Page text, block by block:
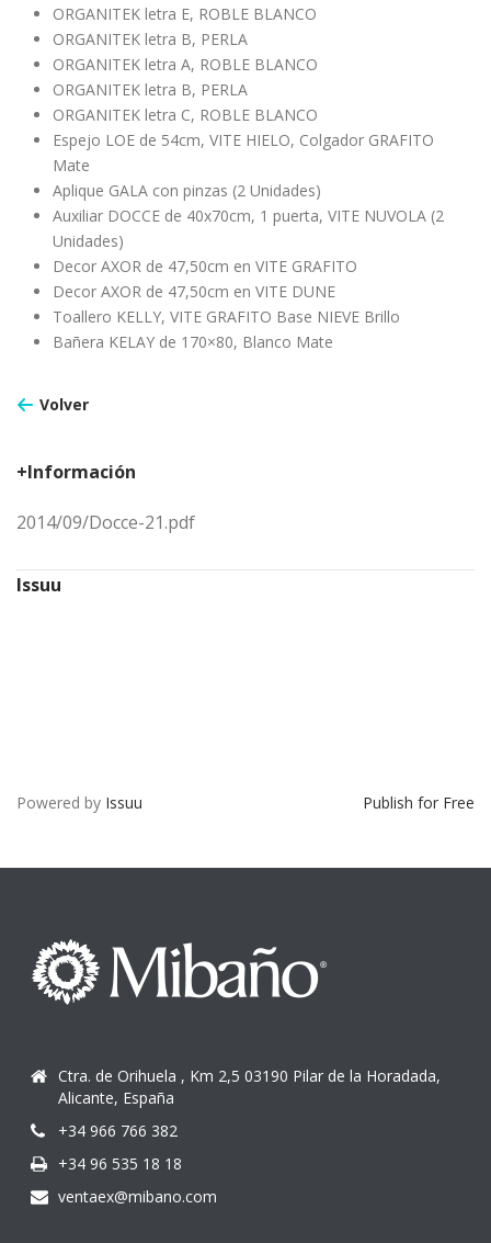
ORGANITEK letra E, ROBLE BLANCO
ORGANITEK letra B, PERLA
ORGANITEK letra A, ROBLE BLANCO
ORGANITEK letra B, PERLA
ORGANITEK letra C, ROBLE BLANCO
Espejo LOE de 54cm, VITE HIELO, Colgador GRAFITO
Mate
Aplique GALA con pinzas (2 Unidades)
Auxiliar DOCCE de 40x70cm, 1 puerta, VITE NUVOLA (2
Unidades)
Decor AXOR de 47,50cm en VITE GRAFITO
Decor AXOR de 47,50cm en VITE DUNE
Toallero KELLY, VITE GRAFITO Base NIEVE Brillo
Bañera KELAY de 170×80, Blanco Mate
Volver
+Información
2014/09/Docce-21.pdf
Issuu
Powered by Issuu Publish for Free
Ctra. de Orihuela , Km 2,5 03190 Pilar de la Horadada,
Alicante, España
+34 966 766 382
+34 96 535 18 18
ventaex@mibano.com